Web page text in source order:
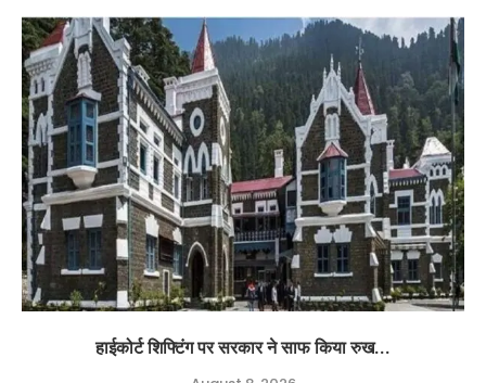
हाईकोर्ट शिफ्टिंग पर सरकार ने साफ किया रुख...